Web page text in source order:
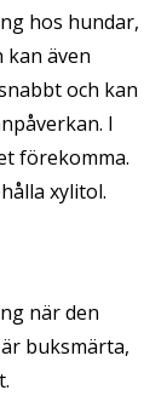
hos hundar,
även
och kan
I
förekomma.
xylitol.
när den
buksmärta,